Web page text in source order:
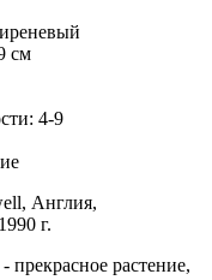
см
4-9
Англия,
г.
растение,